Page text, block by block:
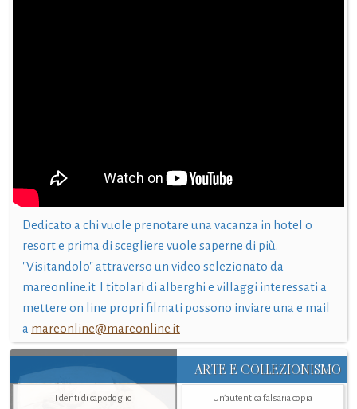
Dedicato a chi vuole prenotare una vacanza in hotel o
resort e prima di scegliere vuole saperne di più.
"Visitandolo" attraverso un video selezionato da
mareonline.it. I titolari di alberghi e villaggi interessati a
mettere on line propri filmati possono inviare una e mail
a mareonline@mareonline.it
ARTE E COLLEZIONISMO
I denti di capodoglio
Un’autentica falsaria copia